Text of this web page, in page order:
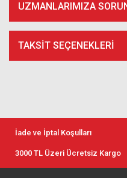
UZMANLARIMIZA
TAKSIT SEÇENEKLERI
İade ve İptal Koşulları
3000 TL Üzeri Ücretsiz Kargo